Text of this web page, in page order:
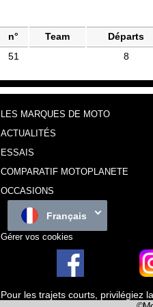
n° Team Départs
51 8
LES MARQUES DE MOTO
ACTUALITÉS
ESSAIS
COMPARATIF MOTOPLANETE
OCCASIONS
Français
Gérer vos cookies
Pour les trajets courts, privilégiez